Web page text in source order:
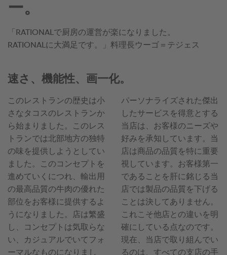
ー。
「RATIONALで厨房の運営が楽になりました。
RATIONALに大満足です。」料理長ウーゴ＝テジェス